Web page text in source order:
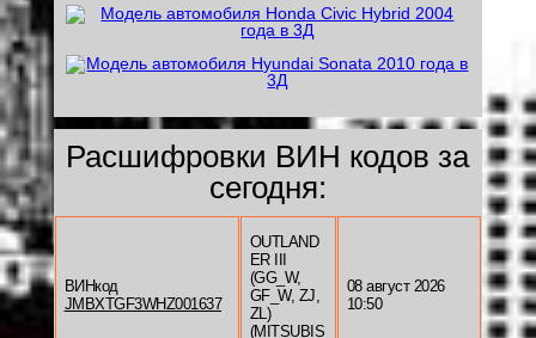
Расшифровки ВИН кодов за
сегодня:
ВИНкод
JMBXTGF3WHZ001637
OUTLAND
ER III
(GG_W,
GF_W, ZJ,
ZL)
(MITSUBIS
08 август 2026
10:50